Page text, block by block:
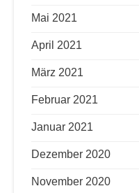
Mai 2021
April 2021
März 2021
Februar 2021
Januar 2021
Dezember 2020
November 2020